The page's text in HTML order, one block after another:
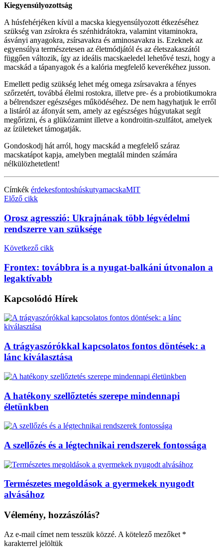
Kiegyensúlyozottság
A húsfehérjéken kívül a macska kiegyensúlyozott étkezéséhez
szükség van zsírokra és szénhidrátokra, valamint vitaminokra,
ásványi anyagokra, zsírsavakra és aminosavakra is. Ezeknek az
egyensúlya természetesen az életmódjától és az életszakaszától
függően változik, így az ideális macskaeledel lehetővé teszi, hogy a
macskád a tápanyagok és a kalória megfelelő keverékéhez jusson.
Emellett pedig szükség lehet még omega zsírsavakra a fényes
szőrzetért, továbbá élelmi rostokra, illetve pre- és a probiotikumokra
a bélrendszer egészséges működéséhez. De nem hagyhatjuk le erről
a listáról az áfonyát sem, amely az egészséges húgyutakat segít
megőrizni, és a glükózamint illetve a kondroitin-szulfátot, amelyek
az ízületeket támogatják.
Gondoskodj hát arról, hogy macskád a megfelelő száraz
macskatápot kapja, amelyben megtalál minden számára
nélkülözhetetlent!
Címkék érdekesfontoshúskutyamacskaMIT
Előző cikk
Orosz agresszió: Ukrajnának több légvédelmi
rendszerre van szüksége
Következő cikk
Frontex: továbbra is a nyugat-balkáni útvonalon a
legaktívabb
Kapcsolódó Hírek
A trágyaszórókkal kapcsolatos fontos döntések: a
lánc kiválasztása
A hatékony szellőztetés szerepe mindennapi
életünkben
A szellőzés és a légtechnikai rendszerek fontossága
Természetes megoldások a gyermekek nyugodt
alvásához
Vélemény, hozzászólás?
Az e-mail címet nem tesszük közzé. A kötelező mezőket *
karakterrel jelöltük